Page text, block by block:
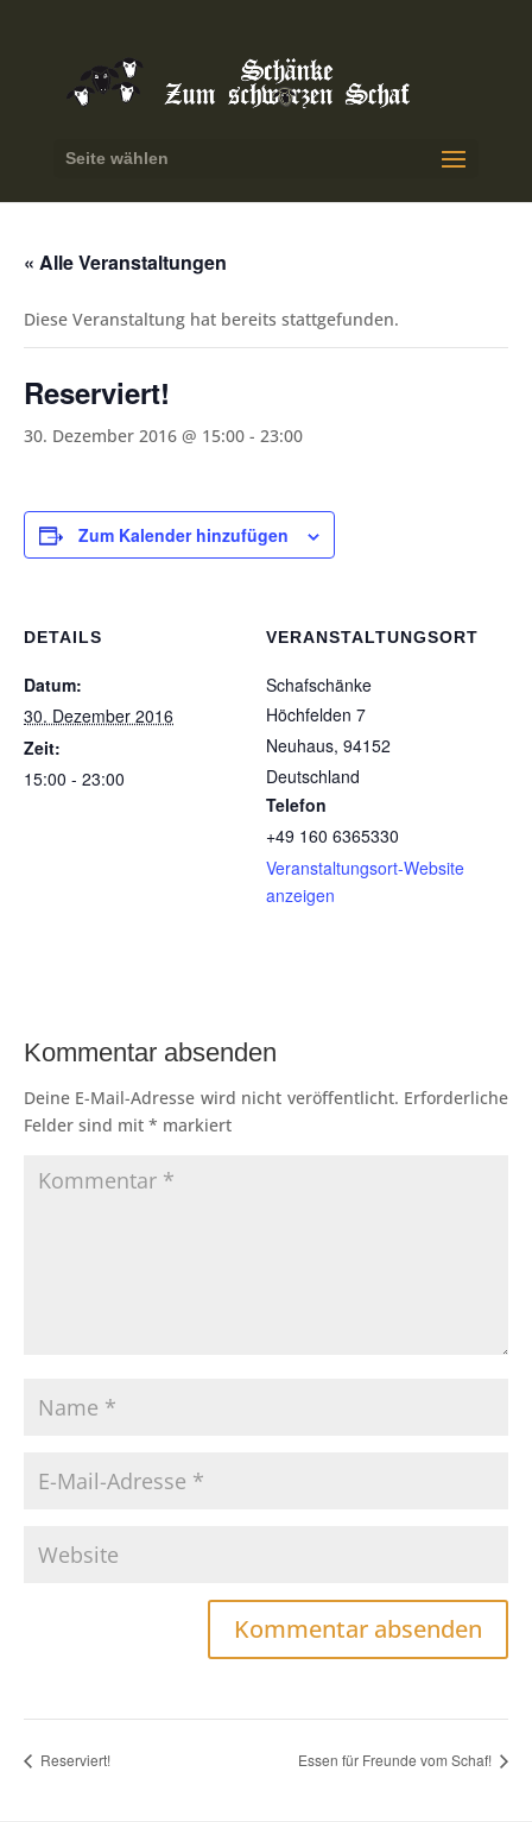
Seite wählen
« Alle Veranstaltungen
Diese Veranstaltung hat bereits stattgefunden.
Reserviert!
30. Dezember 2016 @ 15:00 - 23:00
Zum Kalender hinzufügen
DETAILS
Datum:
30. Dezember 2016
Zeit:
15:00 - 23:00
VERANSTALTUNGSORT
Schafschänke
Höchfelden 7
Neuhaus, 94152
Deutschland
Telefon
+49 160 6365330
Veranstaltungsort-Website
anzeigen
Kommentar absenden
Deine E-Mail-Adresse wird nicht veröffentlicht. Erforderliche
Felder sind mit * markiert
Reserviert! Essen für Freunde vom Schaf!